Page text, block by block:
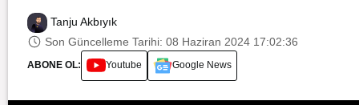
Tanju Akbıyık
Son Güncelleme Tarihi: 08 Haziran 2024 17:02:36
ABONE OL: Youtube Google News